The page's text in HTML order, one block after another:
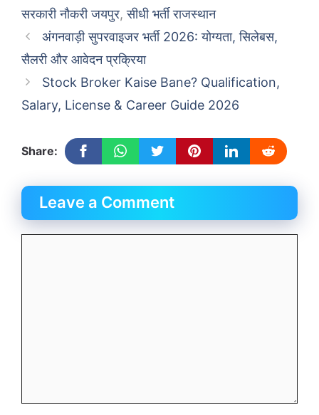
सरकारी नौकरी जयपुर,सीधी भर्ती राजस्थान
अंगनवाड़ी सुपरवाइजर भर्ती 2026: योग्यता, सिलेबस,
सैलरी और आवेदन प्रक्रिया
Stock Broker Kaise Bane? Qualification,
Salary, License & Career Guide 2026
Share:
Leave a Comment